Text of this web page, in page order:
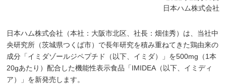
日本ハム株式会社
日本ハム株式会社（本社：大阪市北区、社長：畑佳秀）は、当社中
央研究所（茨城県つくば市）で長年研究を積み重ねてきた鶏由来の
成分「イミダゾールジペプチド（以下、イミダ）」を500mg（1本
20gあたり）配合した機能性表示食品「IMIDEA（以下、イミディ
ア）」を新発売します。